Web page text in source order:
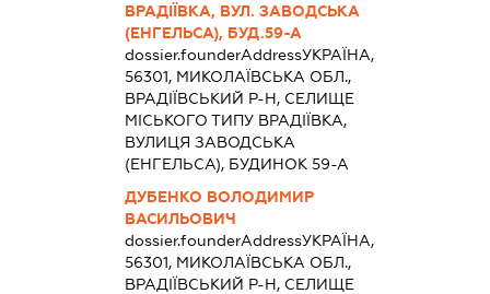
ВРАДІЇВКА, ВУЛ. ЗАВОДСЬКА
(ЕНГЕЛЬСА), БУД.59-А
dossier.founderAddressУКРАЇНА,
56301, МИКОЛАЇВСЬКА ОБЛ.,
ВРАДІЇВСЬКИЙ Р-Н, СЕЛИЩЕ
МІСЬКОГО ТИПУ ВРАДІЇВКА,
ВУЛИЦЯ ЗАВОДСЬКА
(ЕНГЕЛЬСА), БУДИНОК 59-А
ДУБЕНКО ВОЛОДИМИР
ВАСИЛЬОВИЧ
dossier.founderAddressУКРАЇНА,
56301, МИКОЛАЇВСЬКА ОБЛ.,
ВРАДІЇВСЬКИЙ Р-Н, СЕЛИЩЕ